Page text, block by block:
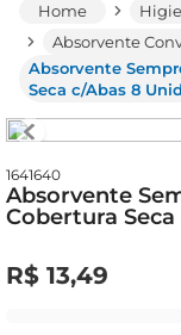
Absorvente
Absorvente
Seca c/Abas 8
1641640
Absorvente
Cobertura
R$ 13,49
leite
biscoito
arroz